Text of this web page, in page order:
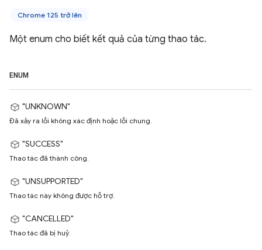
Chrome 125 trở lên
Một enum cho biết kết quả của từng thao tác.
ENUM
"UNKNOWN"
Đã xảy ra lỗi không xác định hoặc lỗi chung.
"SUCCESS"
Thao tác đã thành công.
"UNSUPPORTED"
Thao tác này không được hỗ trợ.
"CANCELLED"
Thao tác đã bị huỷ.